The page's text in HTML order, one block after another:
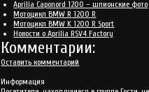
Aprilia Caponord 1200 – шпионские фото
Мотоцикл BMW R 1200 R
Мотоцикл BMW K 1200 R Sport
Новости о Aprilia RSV4 Factory
Комментарии:
Оставить комментарий
Информация